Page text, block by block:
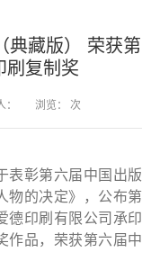
典藏版） 荣获第
刷复制奖
浏览： 次
表彰第六届中国出版
物的决定》，公布第
德印刷有限公司承印
作品，荣获第六届中